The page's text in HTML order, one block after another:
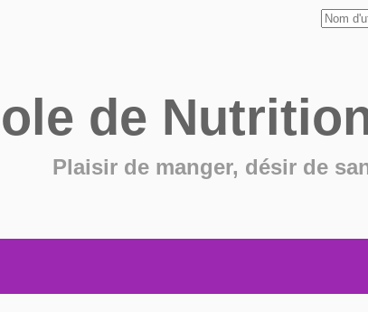
de
Plaisir de manger, désir de